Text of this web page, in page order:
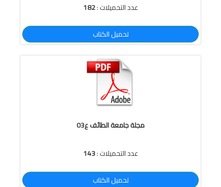
عدد التحميلات :182
تحميل الكتاب
مجلة جامعة الطائف ع03
عدد التحميلات :143
تحميل الكتاب